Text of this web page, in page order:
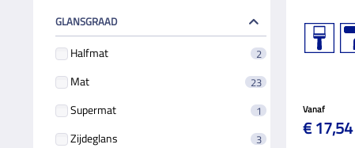
GLANSGRAAD
Halfmat 2
Mat 23
Supermat 1
Zijdeglans 3
Vanaf
€ 17,54